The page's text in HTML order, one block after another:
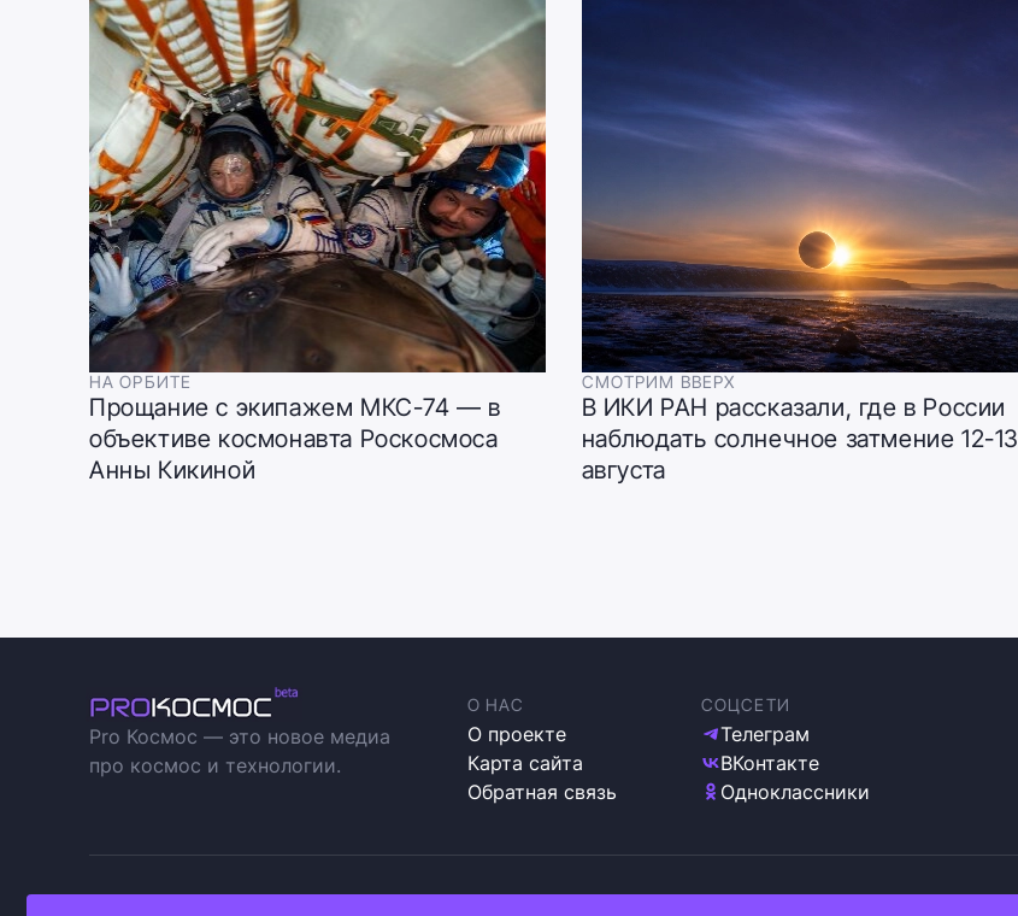
НА ОРБИТЕ
Прощание с экипажем МКС-74 — в
объективе космонавта Роскосмоса
Анны Кикиной
СМОТРИМ ВВЕРХ
В ИКИ РАН рассказали, где в России
наблюдать солнечное затмение 12-13
августа
Pro Космос — это новое медиа
про космос и технологии.
О НАС
О проекте
Карта сайта
Обратная связь
СОЦСЕТИ
Телеграм
ВКонтакте
Одноклассники